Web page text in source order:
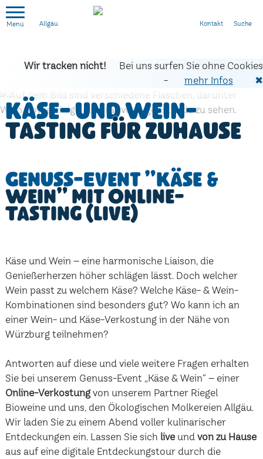
Allgäu
Wir tracken nicht!
Bei uns surfen Sie ohne Cookies
-
mehr Infos ✖
Käse- und Wein-
Tasting für zuhause
Genuss-Event "Käse &
Wein" mit Online-
Tasting (live)
Käse und Wein – eine harmonische Liaison, die
Genießerherzen höher schlägen lässt. Doch welcher
Wein passt zu welchem Käse? Welche Käse- & Wein-
Kombinationen sind besonders gut? Wo kann ich an
einer Wein- und Käse-Verkostung in der Nähe von
Würzburg teilnehmen?
Antworten auf diese und viele weitere Fragen erhalten
Sie bei unserem Genuss-Event „Käse & Wein“ – einer
Online-Verkostungvon unserem Partner Riegel
Bioweine und uns, den Ökologischen Molkereien Allgäu.
Wir laden Sie zu einem Abend voller kulinarischer
Entdeckungen ein. Lassen Sie sich live und von zu Hause
aus auf eine digitale Entdeckungstour durch die